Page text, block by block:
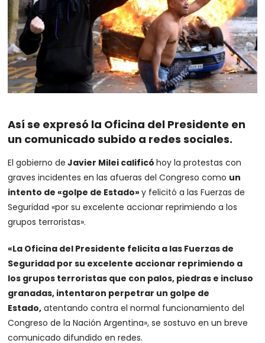
Así se expresó la Oficina del Presidente en
un comunicado subido a redes sociales.
El gobierno de Javier Milei calificóhoy la protestas con
graves incidentes en las afueras del Congreso como un
intento de «golpe de Estado»y felicitó a las Fuerzas de
Seguridad «por su excelente accionar reprimiendo a los
grupos terroristas».
«La Oficina del Presidente felicita a las Fuerzas de
Seguridad por su excelente accionar reprimiendo a
los grupos terroristas que con palos, piedras e incluso
granadas, intentaron perpetrar un golpe de
Estado, atentando contra el normal funcionamiento del
Congreso de la Nación Argentina», se sostuvo en un breve
comunicado difundido en redes.